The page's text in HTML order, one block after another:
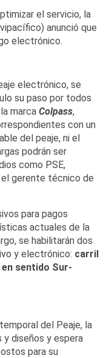
el servicio, la
anunció que
electrónico.
electrónico, se
su paso por todos
marca Colpass,
con un
del peaje, ni el
podrán ser
como PSE,
gerente técnico de
para pagos
actuales de la
se habilitarán dos
y electrónico: carril
sentido Sur-
del Peaje, la
diseños y espera
para su